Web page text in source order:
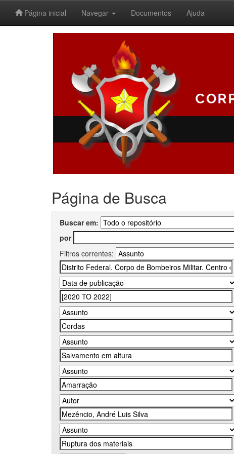
Página inicial Navegar Documentos Ajuda
Página de Busca
Buscar em:
por
Filtros correntes: